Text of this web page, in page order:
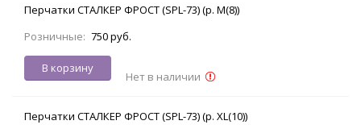
Перчатки СТАЛКЕР ФРОСТ (SPL-73) (р. M(8))
Розничные: 750 руб.
В корзину
Нет в наличии
Перчатки СТАЛКЕР ФРОСТ (SPL-73) (р. XL(10))